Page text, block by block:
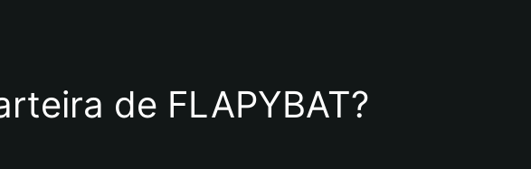
de FLAPYBAT?